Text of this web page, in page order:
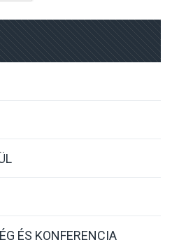
ÉS KONFERENCIA